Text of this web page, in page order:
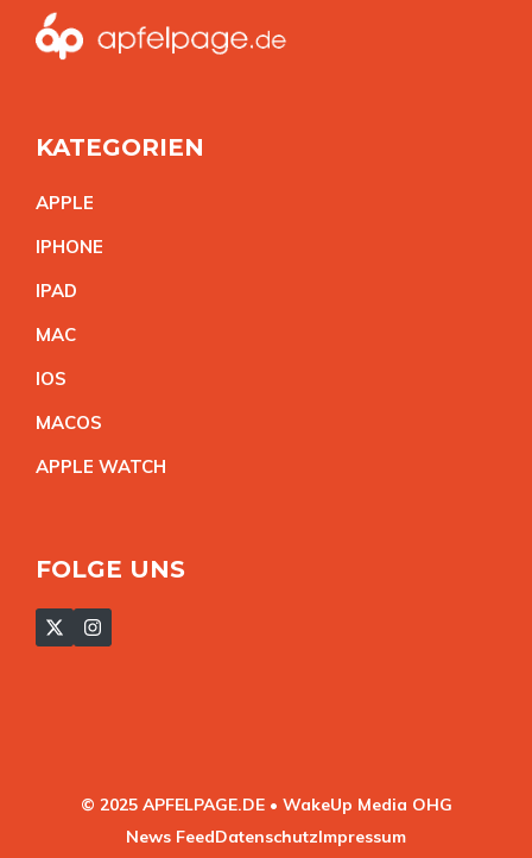
KATEGORIEN
APPLE
IPHONE
IPAD
MAC
IOS
MACOS
APPLE WATCH
FOLGE UNS
© 2025 APFELPAGE.DE • WakeUp Media OHG
News FeedDatenschutzImpressum